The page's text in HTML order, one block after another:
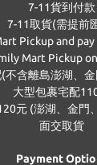
7-11貨到付款
7-11取貨(需提前
Pickup and
Mart Pickup
不含離島澎湖、
大型包裹宅配
元 (澎湖、金門
面交取貨
Payment